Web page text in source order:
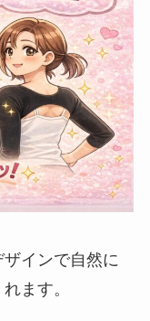
インで自然に
ます。